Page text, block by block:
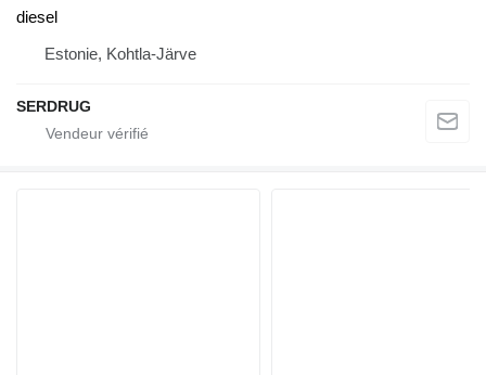
diesel
Estonie, Kohtla-Järve
SERDRUG